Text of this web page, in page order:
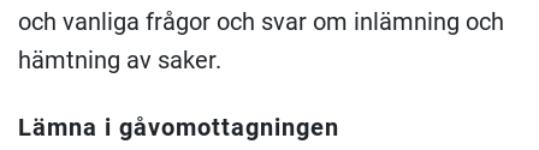
och vanliga frågor och svar om inlämning och
hämtning av saker.
Lämna i gåvomottagningen